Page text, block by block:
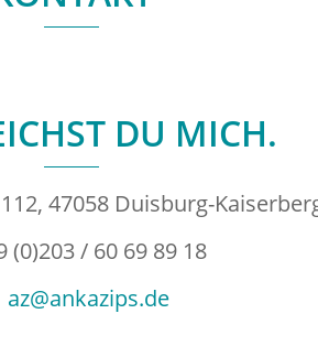
DU MICH.
47058 Duisburg-
(0)203 / 60 69 89 18
az@ankazips.de